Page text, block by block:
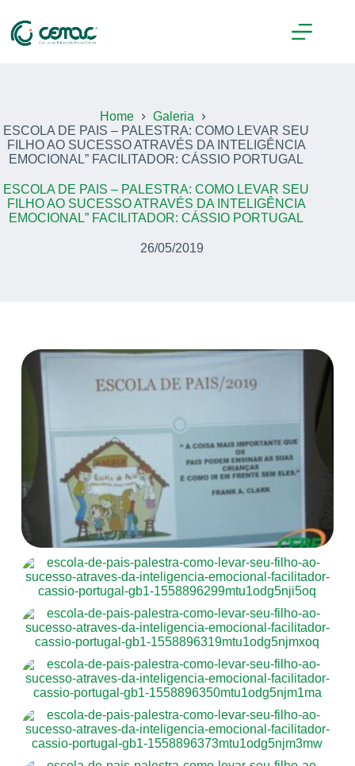
Home
Galeria
ESCOLA DE PAIS – PALESTRA: COMO LEVAR SEU
FILHO AO SUCESSO ATRAVÉS DA INTELIGÊNCIA
EMOCIONAL” FACILITADOR: CÁSSIO PORTUGAL
ESCOLA DE PAIS – PALESTRA: COMO LEVAR SEU
FILHO AO SUCESSO ATRAVÉS DA INTELIGÊNCIA
EMOCIONAL” FACILITADOR: CÁSSIO PORTUGAL
26/05/2019